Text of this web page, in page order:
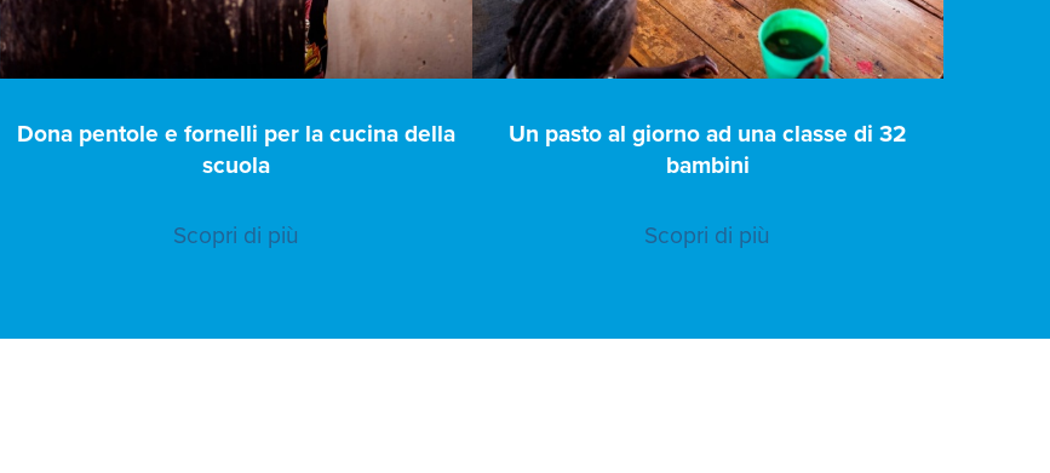
Dona pentole e fornelli per la cucina della
scuola
Scopri di più
Un pasto al giorno ad una classe di 32
bambini
Scopri di più